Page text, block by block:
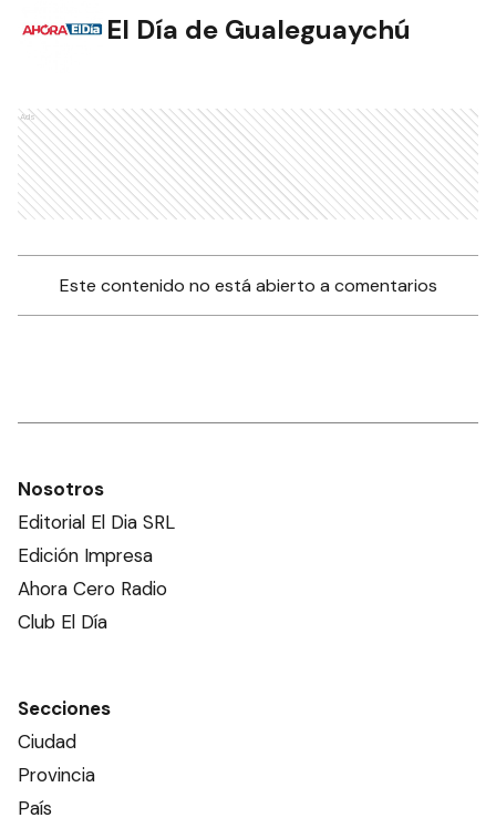
El Día de Gualeguaychú
Ads
Este contenido no está abierto a comentarios
Nosotros
Editorial El Dia SRL
Edición Impresa
Ahora Cero Radio
Club El Día
Secciones
Ciudad
Provincia
País